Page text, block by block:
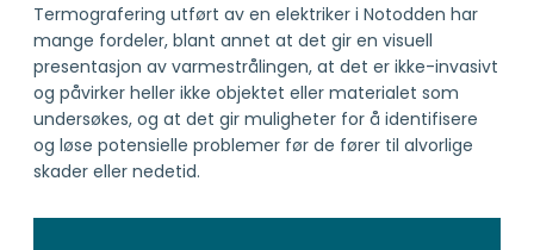
Termografering utført av en elektriker i Notodden har
mange fordeler, blant annet at det gir en visuell
presentasjon av varmestrålingen, at det er ikke-invasivt
og påvirker heller ikke objektet eller materialet som
undersøkes, og at det gir muligheter for å identifisere
og løse potensielle problemer før de fører til alvorlige
skader eller nedetid.